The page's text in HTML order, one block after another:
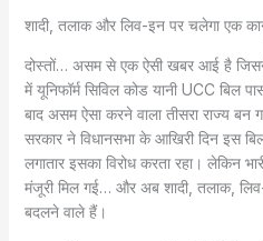
शादी, तलाक और लिव-इन पर चलेगा एक
दोस्तों… असम से एक ऐसी खबर आई है
में यूनिफॉर्म सिविल कोड यानी UCC बिल
बाद असम ऐसा करने वाला तीसरा राज्य बन
सरकार ने विधानसभा के आखिरी दिन इस
लगातार इसका विरोध करता रहा। लेकिन
मंजूरी मिल गई… और अब शादी, तलाक,
बदलने वाले हैं।